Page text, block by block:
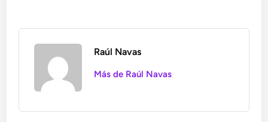
Raúl Navas
Más de Raúl Navas